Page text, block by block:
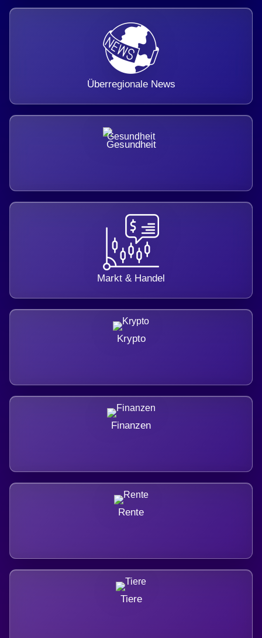
Überregionale News
Gesundheit
Markt & Handel
Krypto
Finanzen
Rente
Tiere